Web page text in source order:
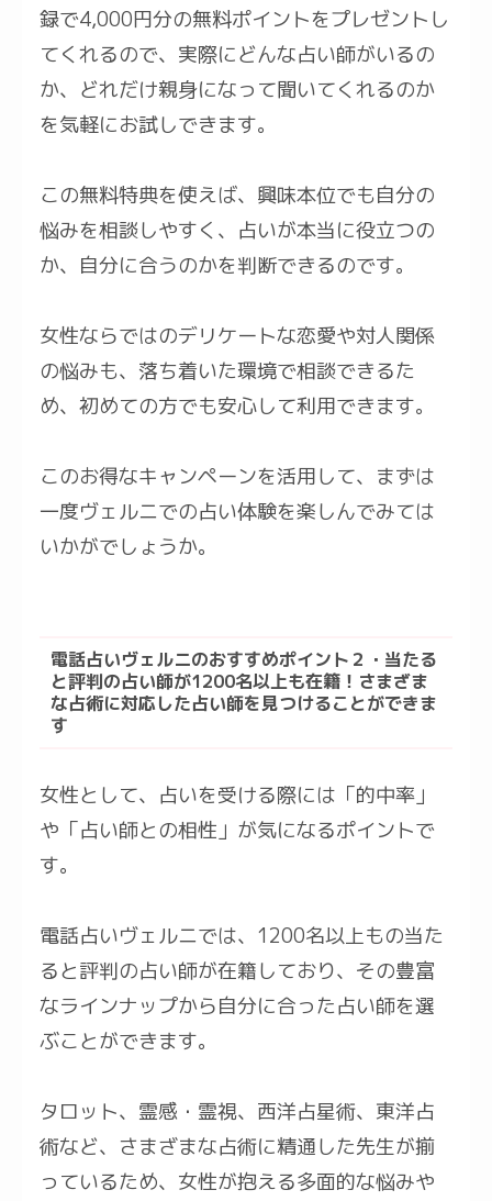
録で4,000円分の無料ポイントをプレゼントし
てくれるので、実際にどんな占い師がいるの
か、どれだけ親身になって聞いてくれるのか
を気軽にお試しできます。
この無料特典を使えば、興味本位でも自分の
悩みを相談しやすく、占いが本当に役立つの
か、自分に合うのかを判断できるのです。
女性ならではのデリケートな恋愛や対人関係
の悩みも、落ち着いた環境で相談できるた
め、初めての方でも安心して利用できます。
このお得なキャンペーンを活用して、まずは
一度ヴェルニでの占い体験を楽しんでみては
いかがでしょうか。
電話占いヴェルニのおすすめポイント２・当たる
と評判の占い師が1200名以上も在籍！さまざま
な占術に対応した占い師を見つけることができま
す
女性として、占いを受ける際には「的中率」
や「占い師との相性」が気になるポイントで
す。
電話占いヴェルニでは、1200名以上もの当た
ると評判の占い師が在籍しており、その豊富
なラインナップから自分に合った占い師を選
ぶことができます。
タロット、霊感・霊視、西洋占星術、東洋占
術など、さまざまな占術に精通した先生が揃
っているため、女性が抱える多面的な悩みや